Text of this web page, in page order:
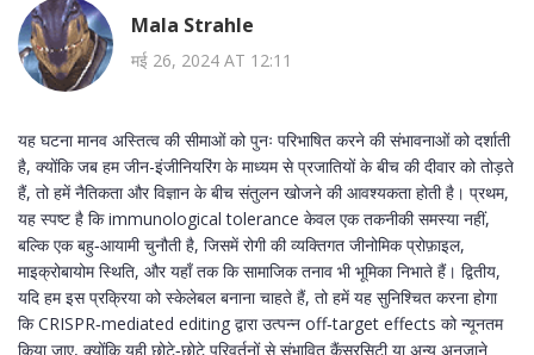
Mala Strahle
मई 26, 2024 AT 12:11
यह घटना मानव अस्तित्व की सीमाओं को पुनः परिभाषित करने की संभावनाओं को दर्शाती
है, क्योंकि जब हम जीन-इंजीनियरिंग के माध्यम से प्रजातियों के बीच की दीवार को तोड़ते
हैं, तो हमें नैतिकता और विज्ञान के बीच संतुलन खोजने की आवश्यकता होती है। प्रथम,
यह स्पष्ट है कि immunological tolerance केवल एक तकनीकी समस्या नहीं,
बल्कि एक बहु‑आयामी चुनौती है, जिसमें रोगी की व्यक्तिगत जीनोमिक प्रोफ़ाइल,
माइक्रोबायोम स्थिति, और यहाँ तक कि सामाजिक तनाव भी भूमिका निभाते हैं। द्वितीय,
यदि हम इस प्रक्रिया को स्केलेबल बनाना चाहते हैं, तो हमें यह सुनिश्चित करना होगा
कि CRISPR‑mediated editing द्वारा उत्पन्न off‑target effects को न्यूनतम
किया जाए, क्योंकि यही छोटे‑छोटे परिवर्तनों से संभावित कैंसरसिटी या अन्य अनजाने